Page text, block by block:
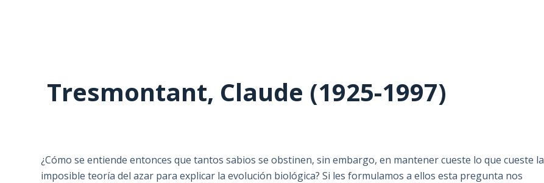
Tresmontant, Claude (1925-1997)
¿Cómo se entiende entonces que tantos sabios se obstinen, sin embargo, en mantener cueste lo que cueste la
imposible teoría del azar para explicar la evolución biológica? Si les formulamos a ellos esta pregunta nos